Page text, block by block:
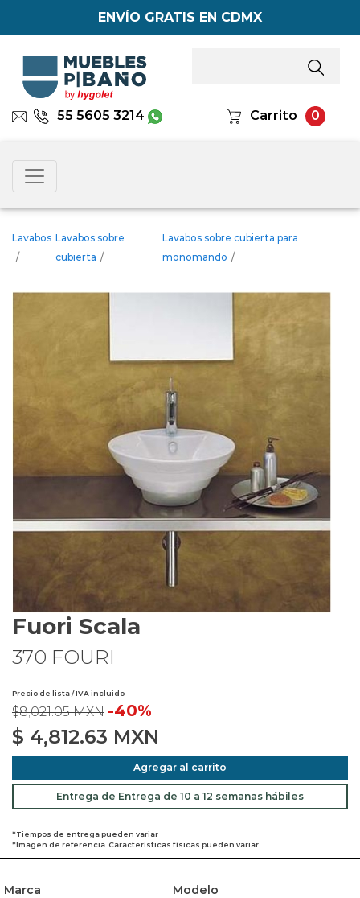
ENVÍO GRATIS EN CDMX
55 5605 3214 Carrito 0
Lavabos
/
Lavabos sobre
cubierta /
Lavabos sobre cubierta para
monomando /
Fuori Scala
370 FOURI
Precio de lista / IVA incluido
$8,021.05 MXN -40%
$ 4,812.63 MXN
Agregar al carrito
Entrega de Entrega de 10 a 12 semanas hábiles
*Tiempos de entrega pueden variar
*Imagen de referencia. Características físicas pueden variar
Marca
Modelo